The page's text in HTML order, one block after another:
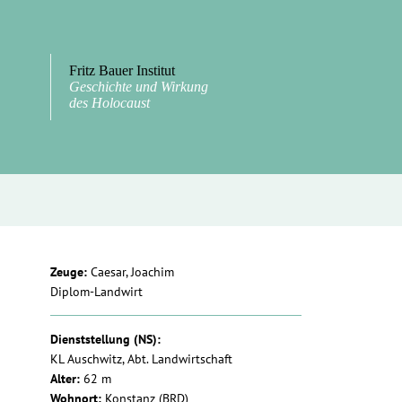
Fritz Bauer Institut
Geschichte und Wirkung
des Holocaust
Zeuge: Caesar, Joachim
Diplom-Landwirt
Dienststellung (NS):
KL Auschwitz, Abt. Landwirtschaft
Alter: 62 m
Wohnort: Konstanz (BRD)